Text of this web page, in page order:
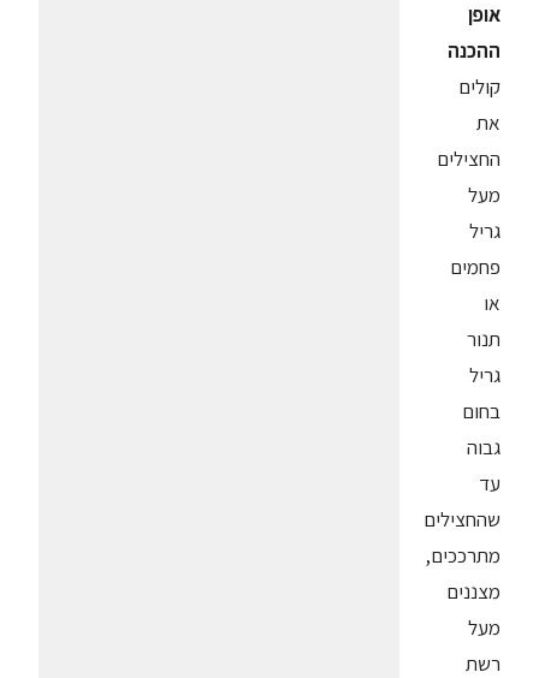
אופן
ההכנה
קולים
את
החצילים
מעל
גריל
פחמים
או
תנור
גריל
בחום
גבוה
עד
שהחצילים
מתרככים,
מצננים
מעל
רשת